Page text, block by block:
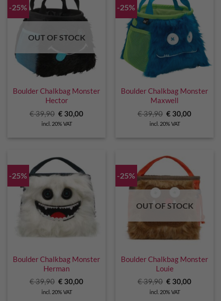
-25%
OUT OF STOCK
Boulder Chalkbag Monster
Hector
€39,90 Original
price
was:
€ 30,00Current
incl. 20% VAT
-25%
Boulder Chalkbag Monster
Maxwell
€39,90 Original
price
was:
€ 30,00Current
incl. 20% VAT
-25%
Boulder Chalkbag Monster
Herman
€39,90 Original
price
was:
€ 30,00Current
incl. 20% VAT
-25%
OUT OF STOCK
Boulder Chalkbag Monster
Louie
€39,90 Original
price
was:
€ 30,00Current
incl. 20% VAT